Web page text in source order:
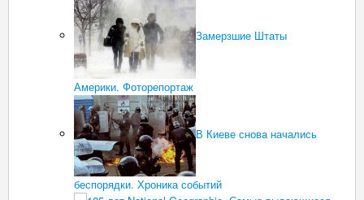
Замерзшие Штаты
Америки. Фоторепортаж
В Киеве снова начались
беспорядки. Хроника событий